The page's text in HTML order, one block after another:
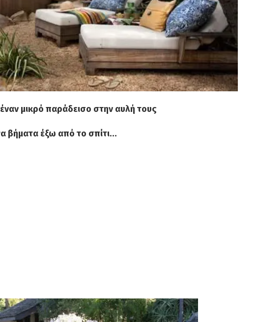
μικρό παράδεισο στην αυλή τους
βήματα έξω από το σπίτι…